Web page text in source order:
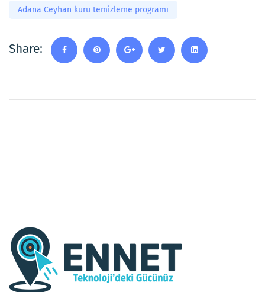
Adana Ceyhan kuru temizleme programı
Share: